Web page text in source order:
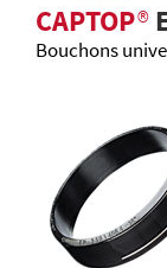
CAPTOP®
Bouchons